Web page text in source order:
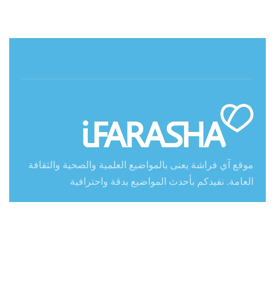
موقع آي فراشة يعنى بالمواضيع العلمية والصحية والثقافة
العامة. نفيدكم بأحدث المواضيع بدقة واحترافية